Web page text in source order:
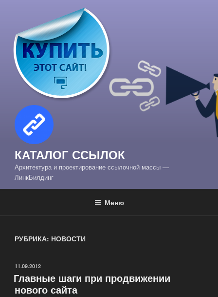
содержимому
КАТАЛОГ ССЫЛОК
Архитектура и проектирование ссылочной массы —
ЛинкБилдинг
Меню
РУБРИКА: НОВОСТИ
ОПУБЛИКОВАНО
11.09.2012
Главные шаги при продвижении
нового сайта